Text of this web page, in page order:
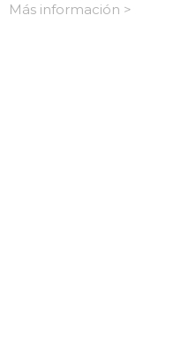
Más información >